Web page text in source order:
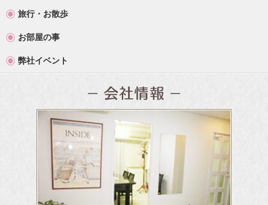
旅行・お散歩
お部屋の事
弊社イベント